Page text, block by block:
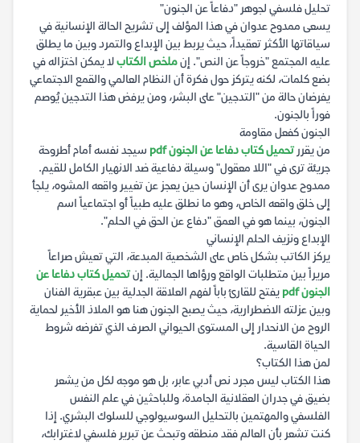
تحليل فلسفي لجوهر "دفاعاً عن الجنون"
يسعى ممدوح عدوان في هذا المؤلف إلى تشريح الحالة الإنسانية في
سياقاتها الأكثر تعقيداً، حيث يربط بين الإبداع والتمرد وبين ما يطلق
عليه المجتمع "خروجاً عن النص". إنملخص الكتابلا يمكن اختزاله في
بضع كلمات، لكنه يتركز حول فكرة أن النظام العالمي والقمع الاجتماعي
يفرضان حالة من "التدجين" على البشر، ومن يرفض هذا التدجين يُوصم
فوراً بالجنون.
الجنون كفعل مقاومة
من يقررتحميل كتاب دفاعا عن الجنون pdf
سيجد نفسه أمام أطروحة
جريئة ترى في "اللا معقول" وسيلة دفاعية ضد الانهيار الكامل للقيم.
ممدوح عدوان يرى أن الإنسان حين يعجز عن تغيير واقعه المشوه، يلجأ
إلى خلق واقعه الخاص، وهو ما نطلق عليه طبياً أو اجتماعياً اسم
الجنون، بينما هو في العمق "دفاع عن الحق في الحلم".
الإبداع ونزيف الحلم الإنساني
يركز الكاتب بشكل خاص على الشخصية المبدعة، التي تعيش صراعاً
مريراً بين متطلبات الواقع ورؤاها الجمالية. إنتحميل كتاب دفاعا عن
الجنون pdf
يفتح للقارئ باباً لفهم العلاقة الجدلية بين عبقرية الفنان
وبين عزلته الاضطرارية، حيث يصبح الجنون هنا هو الملاذ الأخير لحماية
الروح من الانحدار إلى المستوى الحيواني الصرف الذي تفرضه شروط
الحياة القاسية.
لمن هذا الكتاب؟
هذا الكتاب ليس مجرد نص أدبي عابر، بل هو موجه لكل من يشعر
بضيق في جدران العقلانية الجامدة، وللباحثين في علم النفس
الفلسفي والمهتمين بالتحليل السوسيولوجي للسلوك البشري. إذا
كنت تشعر بأن العالم فقد منطقه وتبحث عن تبرير فلسفي لاغترابك،